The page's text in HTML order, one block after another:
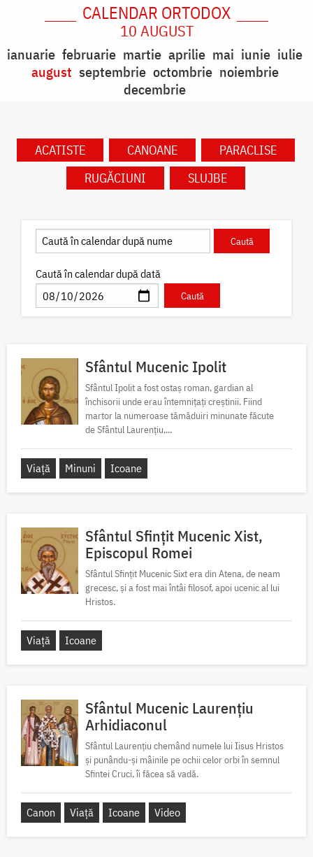
CALENDAR ORTODOX
10 AUGUST
ianuarie februarie martie aprilie mai iunie iulie
august septembrie octombrie noiembrie
decembrie
ACATISTE CANOANE
PARACLISE
RUGĂCIUNI
SLUJBE
Caută în calendar după dată
Sfântul Mucenic Ipolit
Sfântul Ipolit a fost ostaș roman, gardian al
închisorii unde erau întemnițați creștinii. Fiind
martor la numeroase tămăduiri minunate făcute
de Sfântul Laurențiu,...
Viață Minuni Icoane
Sfântul Sfințit Mucenic Xist,
Episcopul Romei
Sfântul Sfințit Mucenic Sixt era din Atena, de neam
grecesc, și a fost mai întâi filosof, apoi ucenic al lui
Hristos.
Viață Icoane
Sfântul Mucenic Laurențiu
Arhidiaconul
Sfântul Laurențiu chemând numele lui Iisus Hristos
și punându-și mâinile pe ochii celor orbi în semnul
Sfintei Cruci, îi făcea să vadă.
Canon Viață Icoane Video